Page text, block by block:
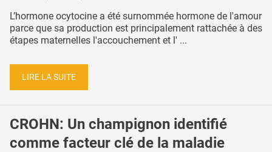
L’hormone ocytocine a été surnommée hormone de l'amour
parce que sa production est principalement rattachée à des
étapes maternelles l'accouchement et l' ...
LIRE LA SUITE
CROHN: Un champignon identifié
comme facteur clé de la maladie